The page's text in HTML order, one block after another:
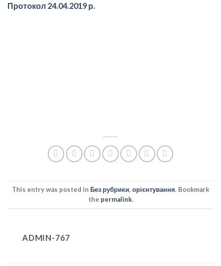
Протокол 24.04.2019 р.
This entry was posted in Без рубрики, орієнтування. Bookmark
the permalink.
ADMIN-767